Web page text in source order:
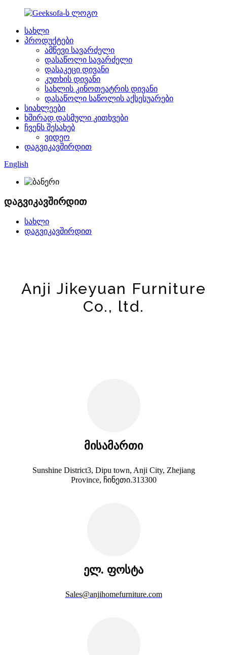
სახლი
პროდუქტები
ამწევი სავარძელი
დასაწოლი სავარძელი
დასაკეცი დივანი
კუთხის დივანი
სახლის კინოთეატრის დივანი
დასაწოლი საწოლის აქსესუარები
სიახლეები
ხშირად დასმული კითხვები
ჩვენს შესახებ
ვიდეო
დაგვიკავშირდით
English
დაგვიკავშირდით
სახლი
დაგვიკავშირდით
Anji Jikeyuan Furniture
Co., ltd.
მისამართი
Sunshine District3, Dipu town, Anji City, Zhejiang
Province, ჩინეთი.313300
ელ. ფოსტა
Sales@anjihomefurniture.com